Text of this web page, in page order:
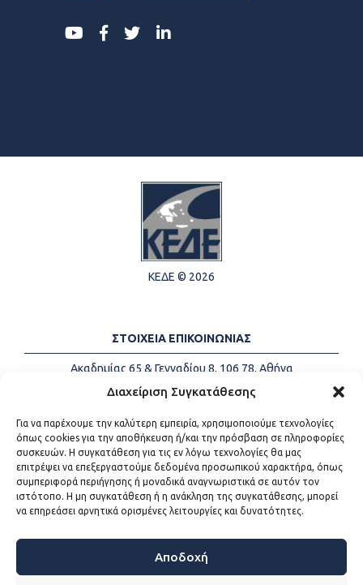
Διαχείριση Συγκατάθεσης
Για να παρέχουμε την καλύτερη εμπειρία, χρησιμοποιούμε τεχνολογίες
όπως cookies για την αποθήκευση ή/και την πρόσβαση σε πληροφορίες
συσκευών. Η συγκατάθεση για τις εν λόγω τεχνολογίες θα μας
επιτρέψει να επεξεργαστούμε δεδομένα προσωπικού χαρακτήρα, όπως
συμπεριφορά περιήγησης ή μοναδικά αναγνωριστικά σε αυτόν τον
ιστότοπο. Η μη συγκατάθεση ή η ανάκληση της συγκατάθεσης, μπορεί
να επηρεάσει αρνητικά ορισμένες λειτουργίες και δυνατότητες.
Αποδοχή
ΚΕΔΕ © 2026
ΣΤΟΙΧΕΙΑ ΕΠΙΚΟΙΝΩΝΙΑΣ
Ακαδημίας 65 & Γενναδίου 8, 106 78, Αθήνα
Τηλέφωνα:
+30 213-2147500
Email:
info@kede.gr
ΧΡΗΣΙΜΟΙ ΣΥΝΔΕΣΜΟΙ
Η ΚΕΔΕ
Sitemap
Προσβασιμότητα
Όροι χρήσης